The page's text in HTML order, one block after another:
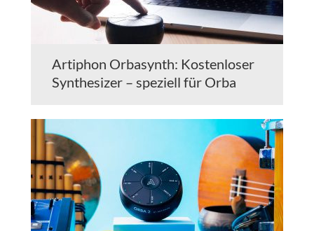
Artiphon Orbasynth: Kostenloser
Synthesizer – speziell für Orba